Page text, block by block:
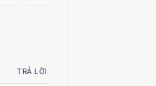
TRẢ LỜI